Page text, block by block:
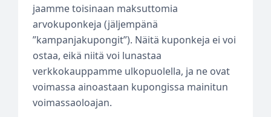
jaamme toisinaan maksuttomia
arvokuponkeja (jäljempänä
”kampanjakupongit”). Näitä kuponkeja ei voi
ostaa, eikä niitä voi lunastaa
verkkokauppamme ulkopuolella, ja ne ovat
voimassa ainoastaan kupongissa mainitun
voimassaoloajan.